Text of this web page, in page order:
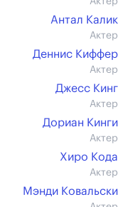
Антал Калик
Актер
Деннис Киффер
Актер
Джесс Кинг
Актер
Дориан Кинги
Актер
Хиро Кода
Актер
Мэнди Ковальски